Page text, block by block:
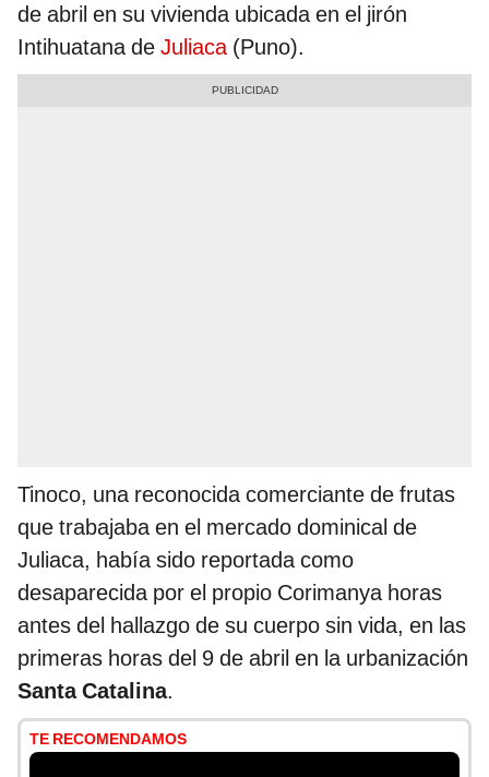
de abril en su vivienda ubicada en el jirón
Intihuatana de Juliaca (Puno).
Tinoco, una reconocida comerciante de frutas
que trabajaba en el mercado dominical de
Juliaca, había sido reportada como
desaparecida por el propio Corimanya horas
antes del hallazgo de su cuerpo sin vida, en las
primeras horas del 9 de abril en la urbanización
Santa Catalina.
TE RECOMENDAMOS